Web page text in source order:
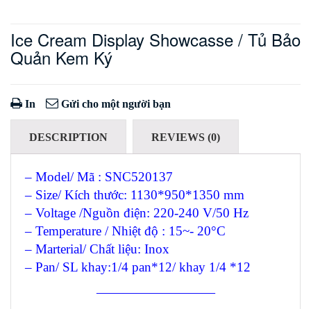
Ice Cream Display Showcasse / Tủ Bảo
Quản Kem Ký
In Gửi cho một người bạn
DESCRIPTION REVIEWS (0)
– Model/ Mã : SNC520137
– Size/ Kích thước: 1130*950*1350 mm
– Voltage /Nguồn điện: 220-240 V/50 Hz
– Temperature / Nhiệt độ : 15~- 20°C
– Marterial/ Chất liệu: Inox
– Pan/ SL khay:1/4 pan*12/ khay 1/4 *12
—————————